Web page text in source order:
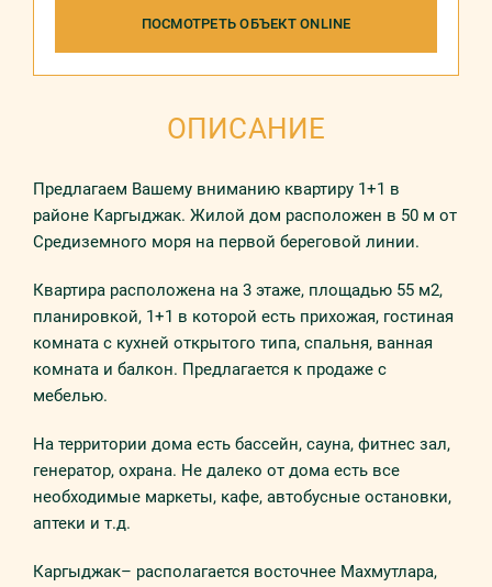
ПОСМОТРЕТЬ ОБЪЕКТ ONLINE
ОПИСАНИЕ
Предлагаем Вашему вниманию квартиру 1+1 в
районе Каргыджак. Жилой дом расположен в 50 м от
Средиземного моря на первой береговой линии.
Квартира расположена на 3 этаже, площадью 55 м2,
планировкой, 1+1 в которой есть прихожая, гостиная
комната с кухней открытого типа, спальня, ванная
комната и балкон. Предлагается к продаже с
мебелью.
На территории дома есть бассейн, сауна, фитнес зал,
генератор, охрана. Не далеко от дома есть все
необходимые маркеты, кафе, автобусные остановки,
аптеки и т.д.
Каргыджак– располагается восточнее Махмутлара,